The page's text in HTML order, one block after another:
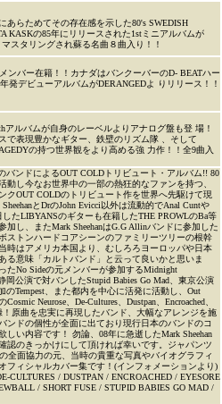
あらためてその存在感を示した80's SWEDISH
KASKの85年にリリースされた1stミニアルバムが
スタリングされ蘇る名曲８曲入り！！
ンバー在籍！！カナダはバンクーバーのD- BEATハー
発デビューアルバムがDERANGEDよ りリリース！！
アルバムが自身のレーベルよりアナログ盤も登 場！
で表現豊かなギター、鉄壁のリズム隊 、そして
の持つ世界観をより高める強 力作！！全9曲入
バンドによるOUT COLDトリビュート・アルバム!! 80
動し今なお世界中の一部の熱狂的なファンを持つ、
クOUT COLDのトリビュート作を世界へ先駆けて現
とDrのJohn Evicci以外は流動的でAnal Cuntや
たLIBYANSのギターも在籍したTHE PROWLのBa等
し、またMark SheehanはG.G Allinバンドに参加した
ストンハードコアシーンのファミリーツリーの根幹
時はアメリカ本国より、むしろろヨーロッパや日本
る意味「カルトバンド」と云って良いかと思いま
たNo Sideの元メンバーが参加するMidnight
岡公演で対バンしたStupid Babies Go Mad、東京公演
Tempest、また都内を中心に活発に活動し、Out
Neurose、De-Cultures、Dustpan、Encroached、
！原曲を忠実に再現したバンド、大幅なアレンジを施
ンドの個性が全面に出ており現行日本のバンドのコ
い内容です！ 勿論、08年に急逝したMark Sheehan
認のきっかけにして頂ければ幸いです。ジャパンツ
全面協力の元、当時の貴重な写真やバイオグラフィ
フィシャルカバー集です！(インフォメーションより)
CULTURES / DUSTPAN / ENCROACHED / EYESORE
/ SHORT FUSE / STUPID BABIES GO MAD /